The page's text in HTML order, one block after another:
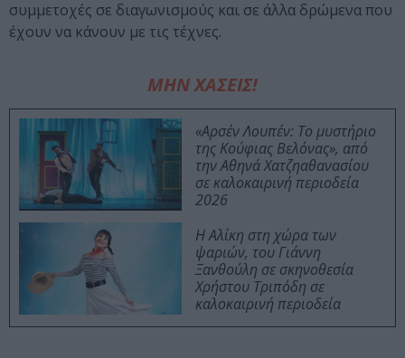
συμμετοχές σε διαγωνισμούς και σε άλλα δρώμενα που
έχουν να κάνουν με τις τέχνες.
ΜΗΝ ΧΑΣΕΙΣ!
«Αρσέν Λουπέν: Το μυστήριο
της Κούφιας Βελόνας», από
την Αθηνά Χατζηαθανασίου
σε καλοκαιρινή περιοδεία
2026
Η Αλίκη στη χώρα των
ψαριών, του Γιάννη
Ξανθούλη σε σκηνοθεσία
Χρήστου Τριπόδη σε
καλοκαιρινή περιοδεία